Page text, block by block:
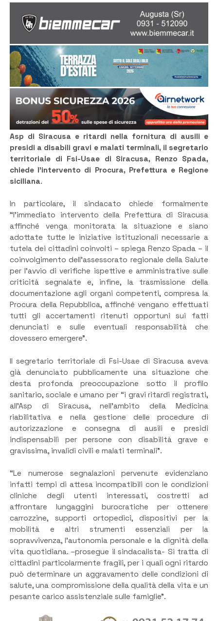
Asp di Siracusa e ritardi nella fornitura di ausili e
presidi a disabili gravi e malati terminali, il segretario
territoriale di Fsi-Usae di Siracusa, Renzo Spada,
chiede l’intervento di Procura, Prefettura e Regione
siciliana.
In particolare, il sindacato chiede formalmente
“l’immediato intervento della Prefettura di Siracusa
affinché venga monitorata la situazione e siano
adottate tutte le iniziative istituzionali necessarie a
tutela dei cittadini coinvolti – spiega Renzo Spada – il
coinvolgimento dell’assessorato regionale della Salute
per l’avvio di verifiche ispettive e amministrative sulle
criticità segnalate e, infine, la trasmissione della
documentazione agli organi competenti, compresa la
Procura della Repubblica, affinché vengano effettuati
tutti gli accertamenti ritenuti opportuni sui fatti
denunciati e sulle eventuali responsabilità che
dovessero emergere”.
Il segretario territoriale di Fsi-Usae di Siracusa aveva
già denunciato pubblicamente una situazione che
desta profonda preoccupazione sotto il profilo
sanitario, sociale e umano per “i gravi ritardi registrati,
all’Asp di Siracusa, nell’ambito della Medicina
riabilitativa e nella gestione delle procedure di
autorizzazione e consegna di ausili e presidi
indispensabili per persone con disabilità grave e
gravissima, invalidi civili e malati terminali”.
“Le numerose segnalazioni pervenute evidenziano
infatti tempi di attesa incompatibili con le condizioni
cliniche degli utenti interessati, costretti ad
affrontare lungaggini burocratiche per ottenere
carrozzine, supporti ortopedici, dispositivi per la
mobilità e altri strumenti essenziali per la
sopravvivenza, l’autonomia personale e la dignità della
vita quotidiana. –prosegue il sindacalista- Si tratta di
cittadini particolarmente fragili, per i quali ogni ritardo
può determinare un aggravamento delle condizioni di
salute, una compromissione della qualità della vita e un
pesante carico assistenziale sulle famiglie”.